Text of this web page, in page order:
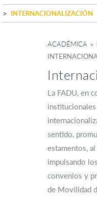
INTERNACIONALIZACIÓN
ACADÉMICA »
La FADU, en
sentido,
estamentos,
impulsando
convenios y
de Movilidad